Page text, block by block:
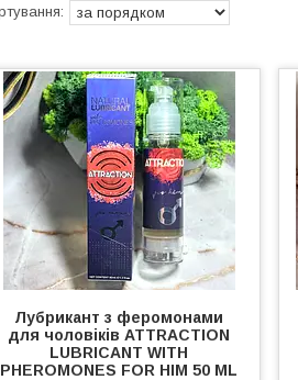
Лубрикант з феромонами
для чоловіків ATTRACTION
LUBRICANT WITH
PHEROMONES FOR HIM 50 ML